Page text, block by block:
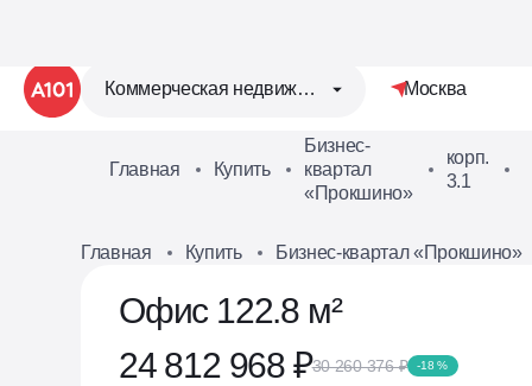
Коммерческая недвижимость Москва
Главная Купить
Бизнес-
квартал
«Прокшино»
корп.
3.1
Главная Купить Бизнес-квартал «Прокшино»
Офис 122.8 м²
24 812 968 ₽30 260 376 ₽ -18 %